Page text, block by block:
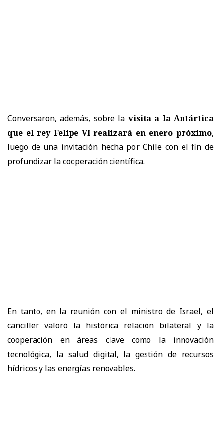
Conversaron, además, sobre la visita a la Antártica
que el rey Felipe VI realizará en enero próximo,
luego de una invitación hecha por Chile con el fin de
profundizar la cooperación científica.
En tanto, en la reunión con el ministro de Israel, el
canciller valoró la histórica relación bilateral y la
cooperación en áreas clave como la innovación
tecnológica, la salud digital, la gestión de recursos
hídricos y las energías renovables.